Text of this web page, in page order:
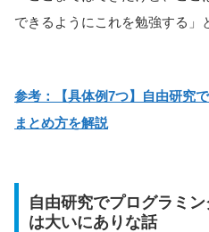
できるようにこれを勉強する」
参考：【具体例7つ】自由研究
まとめ方を解説
自由研究でプログラミ
は大いにありな話